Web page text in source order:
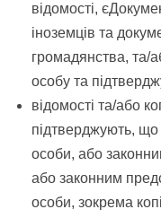
відомості,
іноземців та
громадянства, та/
особу та
відомості та/або
підтверджують, що
особи, або
або законним
особи, зокрема